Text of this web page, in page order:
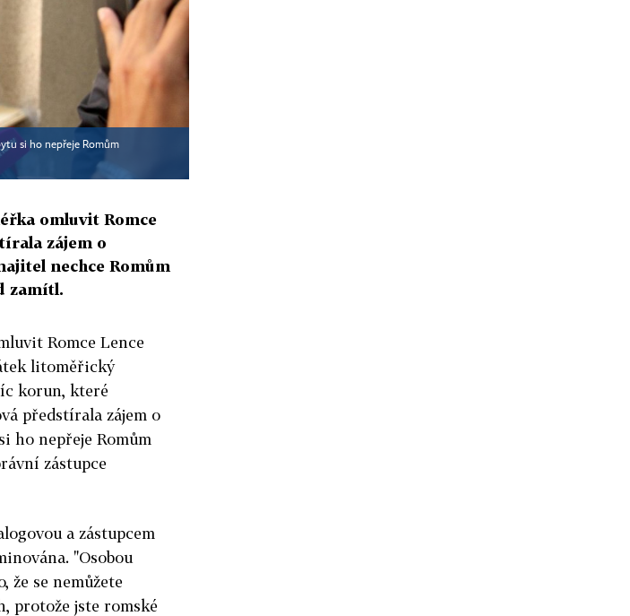
si ho nepřeje Romům
omluvit Romce
zájem o
nechce Romům
zamítl.
Romce Lence
litoměřický
korun, které
předstírala zájem o
ho nepřeje Romům
zástupce
a zástupcem
"Osobou
že se nemůžete
protože jste romské